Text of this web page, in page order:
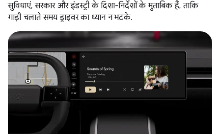
सुविधाएं, सरकार और इंडस्ट्री के दिशा-निर्देशों के मुताबिक हैं, ताकि
गाड़ी चलाते समय ड्राइवर का ध्यान न भटके.